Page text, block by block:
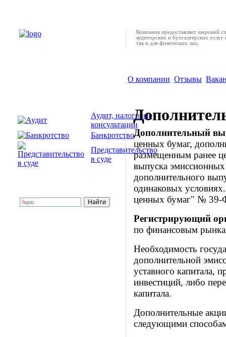
Аудит, налоговые
консультации
Банкротство
Представительство
в суде
Компания предоставляет широкий
аудиторских и бухгалтерских услуг
так и для физических лиц.
О компании Отзывы
Дополнительный
ценных бумаг,
размещенным ранее
выпуска
дополнительного
одинаковых
ценных бумаг" № 39-
Регистрирующий
по финансовым
Необходимость
дополнительной
уставного капитала,
инвестиций, либо
капитала.
Дополнительные
следующими